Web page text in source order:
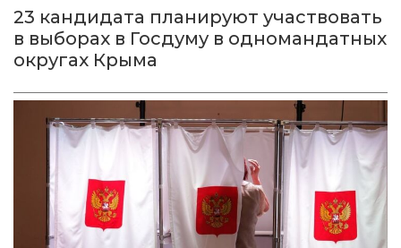
23 кандидата планируют участвовать
в выборах в Госдуму в одномандатных
округах Крыма